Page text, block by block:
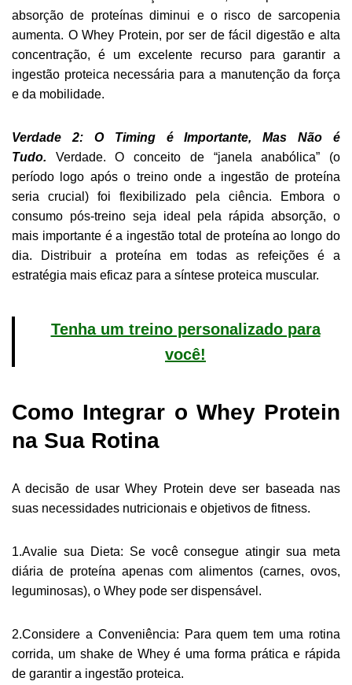
absorção de proteínas diminui e o risco de sarcopenia
aumenta. O Whey Protein, por ser de fácil digestão e alta
concentração, é um excelente recurso para garantir a
ingestão proteica necessária para a manutenção da força
e da mobilidade.
Verdade 2: O Timing é Importante, Mas Não é
Tudo. Verdade. O conceito de “janela anabólica” (o
período logo após o treino onde a ingestão de proteína
seria crucial) foi flexibilizado pela ciência. Embora o
consumo pós-treino seja ideal pela rápida absorção, o
mais importante é a ingestão total de proteína ao longo do
dia. Distribuir a proteína em todas as refeições é a
estratégia mais eficaz para a síntese proteica muscular.
Tenha um treino personalizado para
você!
Como Integrar o Whey Protein
na Sua Rotina
A decisão de usar Whey Protein deve ser baseada nas
suas necessidades nutricionais e objetivos de fitness.
1.Avalie sua Dieta: Se você consegue atingir sua meta
diária de proteína apenas com alimentos (carnes, ovos,
leguminosas), o Whey pode ser dispensável.
2.Considere a Conveniência: Para quem tem uma rotina
corrida, um shake de Whey é uma forma prática e rápida
de garantir a ingestão proteica.